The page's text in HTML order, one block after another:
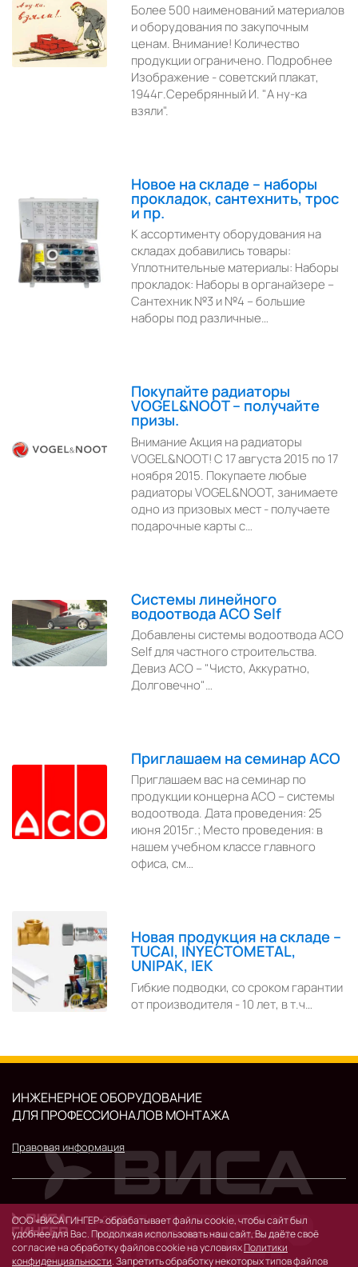
Более 500 наименований материалов
и оборудования по закупочным
ценам. Внимание! Количество
продукции ограничено. Подробнее
Изображение - советский плакат,
1944г.Серебрянный И. "А ну-ка
взяли".
Новое на складе – наборы
прокладок, сантехнить, трос
и пр.
К ассортименту оборудования на
складах добавились товары:
Уплотнительные материалы: Наборы
прокладок: Наборы в органайзере –
Сантехник №3 и №4 – большие
наборы под различные…
Покупайте радиаторы
VOGEL&NOOT – получайте
призы.
Внимание Акция на радиаторы
VOGEL&NOOT! C 17 августа 2015 по 17
ноября 2015. Покупаете любые
радиаторы VOGEL&NOOT, занимаете
одно из призовых мест - получаете
подарочные карты с…
Системы линейного
водоотвода ACO Self
Добавлены системы водоотвода АСО
Self для частного строительства.
Девиз ACO – "Чисто, Аккуратно,
Долговечно"…
Приглашаем на семинар ACO
Приглашаем вас на семинар по
продукции концерна ACO – системы
водоотвода. Дата проведения: 25
июня 2015г.; Место проведения: в
нашем учебном классе главного
офиса, см…
Новая продукция на складе –
TUCAI, INYECTOMETAL,
UNIPAK, IEK
Гибкие подводки, со сроком гарантии
от производителя - 10 лет, в т.ч…
ИНЖЕНЕРНОЕ ОБОРУДОВАНИЕ
ДЛЯ ПРОФЕССИОНАЛОВ МОНТАЖА
Правовая информация
© 2026 г.
119530, Москва, Очаковское шоссе, д. 32.
ООО «ВИСА ГИНГЕР» обрабатывает файлы cookie, чтобы сайт был
удобнее для Вас. Продолжая использовать наш сайт, Вы даёте своё
согласие на обработку файлов cookie на условияхПолитики
конфиденциальности. Запретить обработку некоторых типов файлов